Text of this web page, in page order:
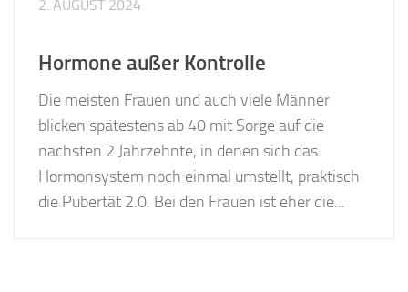
2. AUGUST 2024
Hormone außer Kontrolle
Die meisten Frauen und auch viele Männer
blicken spätestens ab 40 mit Sorge auf die
nächsten 2 Jahrzehnte, in denen sich das
Hormonsystem noch einmal umstellt, praktisch
die Pubertät 2.0. Bei den Frauen ist eher die...